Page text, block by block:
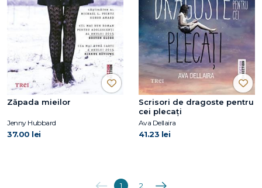
Zăpada mieilor
Jenny Hubbard
37.00 lei
Scrisori de dragoste pentru
cei plecați
Ava Dellaira
41.23 lei
Anterioara
1 2 Următoarea